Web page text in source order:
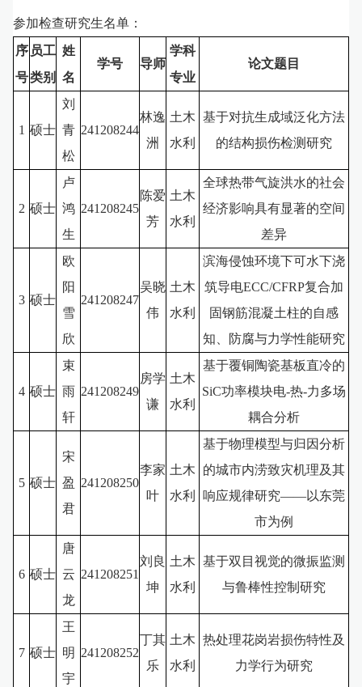
参加检查研究生名单：
序
号
员工
类别
姓
名
学号 导师
学科
专业
论文题目
1 硕士
刘
青
松
241208244
林逸
洲
土木
水利
基于对抗生成域泛化方法
的结构损伤检测研究
2 硕士
卢
鸿
生
241208245
陈爱
芳
土木
水利
全球热带气旋洪水的社会
经济影响具有显著的空间
差异
3 硕士
欧
阳
雪
欣
241208247
吴晓
伟
土木
水利
滨海侵蚀环境下可水下浇
筑导电ECC/CFRP复合加
固钢筋混凝土柱的自感
知、防腐与力学性能研究
4 硕士
束
雨
轩
241208249
房学
谦
土木
水利
基于覆铜陶瓷基板直冷的
SiC功率模块电-热-力多场
耦合分析
5 硕士
宋
盈
君
241208250
李家
叶
土木
水利
基于物理模型与归因分析
的城市内涝致灾机理及其
响应规律研究——以东莞
市为例
6 硕士
唐
云
龙
241208251
刘良
坤
土木
水利
基于双目视觉的微振监测
与鲁棒性控制研究
7 硕士
王
明
宇
241208252
丁其
乐
土木
水利
热处理花岗岩损伤特性及
力学行为研究